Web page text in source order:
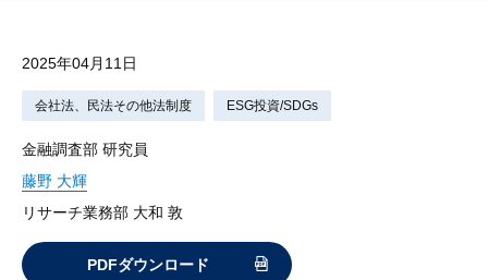
2025年04月11日
会社法、民法その他法制度 ESG投資/SDGs
金融調査部 研究員
藤野 大輝
リサーチ業務部 大和 敦
PDFダウンロード